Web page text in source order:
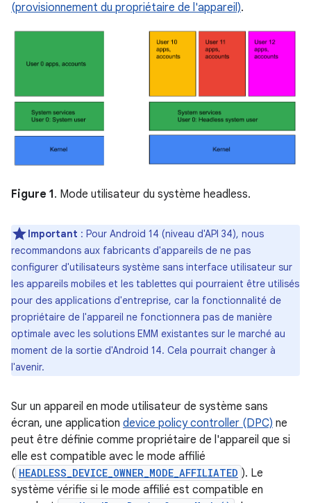
(provisionnement du propriétaire de l'appareil).
Figure 1. Mode utilisateur du système headless.
Important : Pour Android 14 (niveau d'API 34), nous
recommandons aux fabricants d'appareils de ne pas
configurer d'utilisateurs système sans interface utilisateur sur
les appareils mobiles et les tablettes qui pourraient être utilisés
pour des applications d'entreprise, car la fonctionnalité de
propriétaire de l'appareil ne fonctionnera pas de manière
optimale avec les solutions EMM existantes sur le marché au
moment de la sortie d'Android 14. Cela pourrait changer à
l'avenir.
Sur un appareil en mode utilisateur de système sans
écran, une application device policy controller (DPC) ne
peut être définie comme propriétaire de l'appareil que si
elle est compatible avec le mode affilié
( HEADLESS_DEVICE_OWNER_MODE_AFFILIATED ). Le
système vérifie si le mode affilié est compatible en